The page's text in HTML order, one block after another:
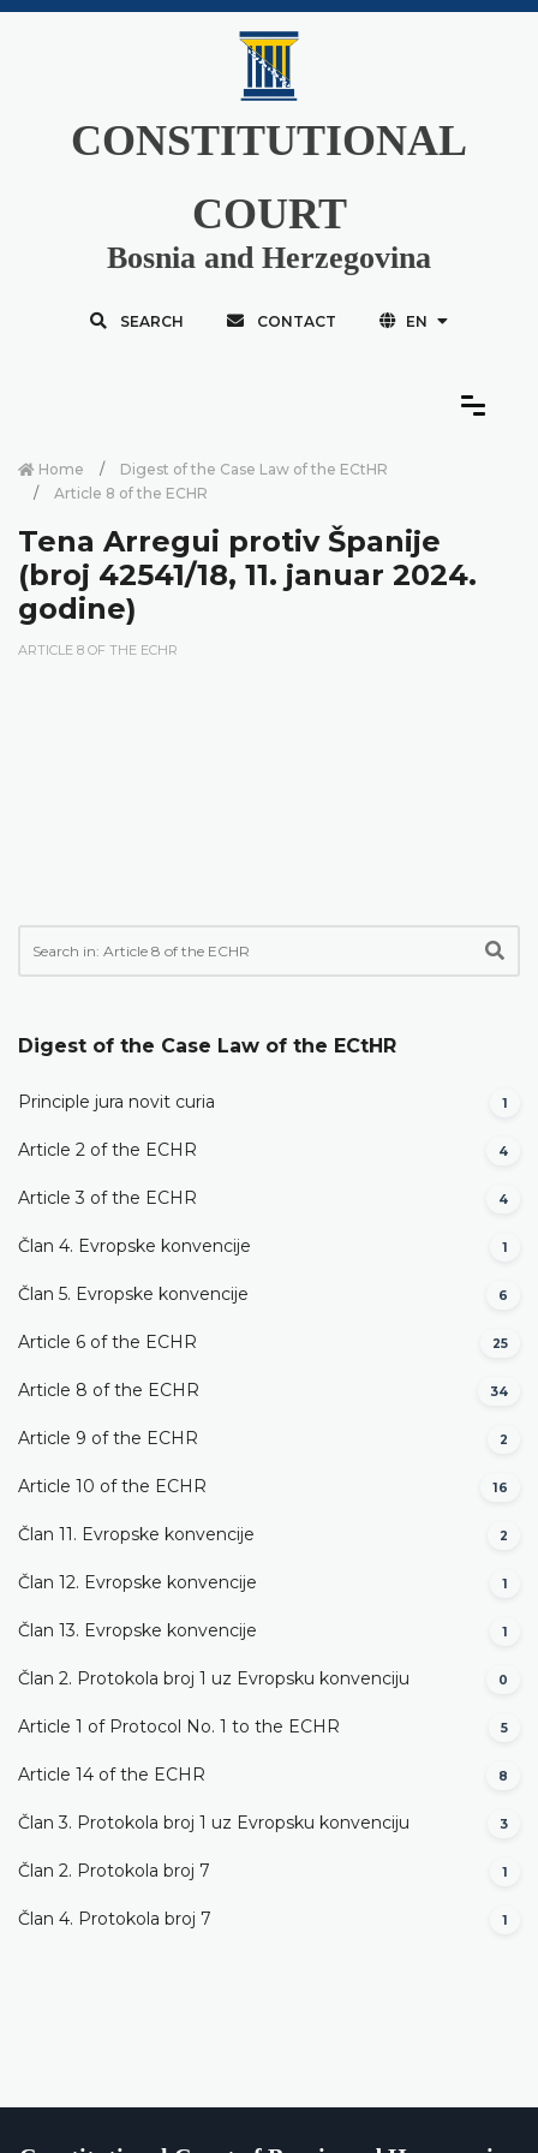
CONSTITUTIONAL
COURT
Bosnia and Herzegovina
SEARCH CONTACT EN
Home
Digest of the Case Law of the ECtHR
Article 8 of the ECHR
Tena Arregui protiv Španije
(broj 42541/18, 11. januar 2024.
godine)
ARTICLE 8 OF THE ECHR
Digest of the Case Law of the ECtHR
Principle jura novit curia 1
Article 2 of the ECHR 4
Article 3 of the ECHR 4
Član 4. Evropske konvencije 1
Član 5. Evropske konvencije 6
Article 6 of the ECHR 25
Article 8 of the ECHR 34
Article 9 of the ECHR 2
Article 10 of the ECHR 16
Član 11. Evropske konvencije 2
Član 12. Evropske konvencije 1
Član 13. Evropske konvencije 1
Član 2. Protokola broj 1 uz Evropsku konvenciju 0
Article 1 of Protocol No. 1 to the ECHR 5
Article 14 of the ECHR 8
Član 3. Protokola broj 1 uz Evropsku konvenciju 3
Član 2. Protokola broj 7 1
Član 4. Protokola broj 7 1